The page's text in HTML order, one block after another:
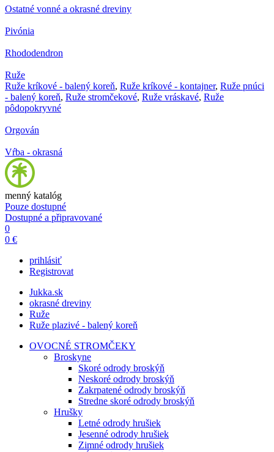
Ostatné vonné a okrasné dreviny
Pivónia
Rhododendron
Ruže
Ruže kríkové - balený koreň, Ruže kríkové - kontajner, Ruže pnúci
- balený koreň, Ruže stromčekové, Ruže vráskavé, Ruže
pôdopokryvné
Orgován
Vŕba - okrasná
menný katalóg
Pouze dostupné
Dostupné a připravované
0
0 €
prihlásiť
Registrovat
Jukka.sk
okrasné dreviny
Ruže
Ruže plazivé - balený koreň
OVOCNÉ STROMČEKY
Broskyne
Skoré odrody broskýň
Neskoré odrody broskýň
Zakrpatené odrody broskýň
Stredne skoré odrody broskýň
Hrušky
Letné odrody hrušiek
Jesenné odrody hrušiek
Zimné odrody hrušiek